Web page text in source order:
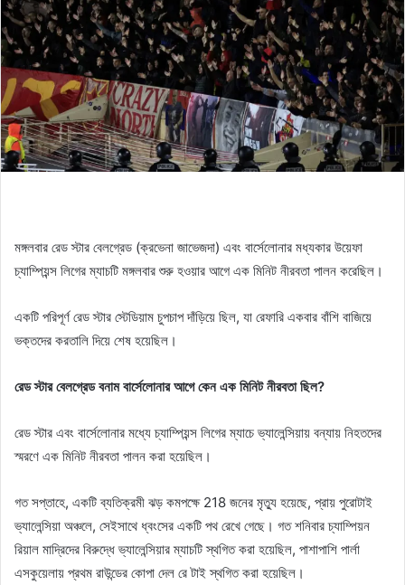
মঙ্গলবার রেড স্টার বেলগ্রেড (ক্রভেনা জাভেজদা) এবং বার্সেলোনার মধ্যকার উয়েফা
চ্যাম্পিয়ন্স লিগের ম্যাচটি মঙ্গলবার শুরু হওয়ার আগে এক মিনিট নীরবতা পালন করেছিল।
একটি পরিপূর্ণ রেড স্টার স্টেডিয়াম চুপচাপ দাঁড়িয়ে ছিল, যা রেফারি একবার বাঁশি বাজিয়ে
ভক্তদের করতালি দিয়ে শেষ হয়েছিল।
রেড স্টার বেলগ্রেড বনাম বার্সেলোনার আগে কেন এক মিনিট নীরবতা ছিল?
রেড স্টার এবং বার্সেলোনার মধ্যে চ্যাম্পিয়ন্স লিগের ম্যাচে ভ্যালেন্সিয়ায় বন্যায় নিহতদের
স্মরণে এক মিনিট নীরবতা পালন করা হয়েছিল।
গত সপ্তাহে, একটি ব্যতিক্রমী ঝড় কমপক্ষে 218 জনের মৃত্যু হয়েছে, প্রায় পুরোটাই
ভ্যালেন্সিয়া অঞ্চলে, সেইসাথে ধ্বংসের একটি পথ রেখে গেছে। গত শনিবার চ্যাম্পিয়ন
রিয়াল মাদ্রিদের বিরুদ্ধে ভ্যালেন্সিয়ার ম্যাচটি স্থগিত করা হয়েছিল, পাশাপাশি পার্লা
এসকুয়েলায় প্রথম রাউন্ডের কোপা দেল রে টাই স্থগিত করা হয়েছিল।